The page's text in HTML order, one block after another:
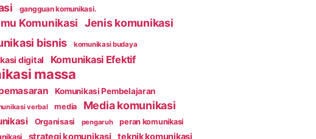
gangguan komunikasi.
Komunikasi Jenis komunikasi
bisnis komunikasi budaya
digital Komunikasi Efektif
massa
Komunikasi Pembelajaran
verbal media Media komunikasi
Organisasi pengaruh peran komunikasi
strategi komunikasi teknik komunikasi